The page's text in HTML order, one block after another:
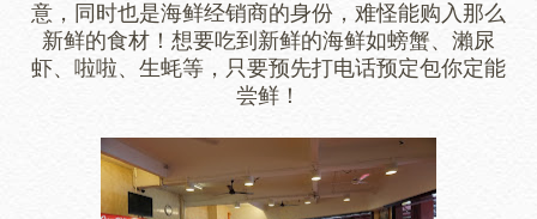
意，同时也是海鲜经销商的身份，难怪能购入那么
新鲜的食材！想要吃到新鲜的海鲜如螃蟹、瀨尿
虾、啦啦、生蚝等，只要预先打电话预定包你定能
尝鲜！